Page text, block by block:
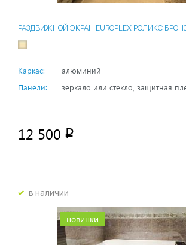
РАЗДВИЖНОЙ ЭКРАН EUROPLEX РОЛИКС
Каркас:
алюминий
Панели:
зеркало или стекло, защитная
12 500 p
в наличии
новинки